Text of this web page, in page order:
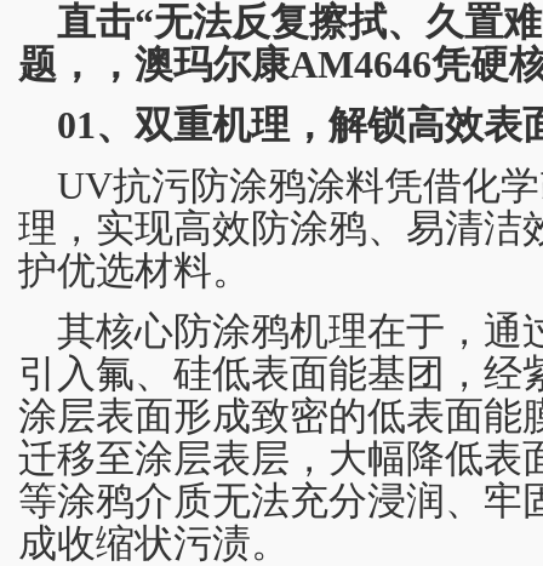
直击“无法反复擦拭、久置
题，，澳玛尔康AM4646凭硬
01、双重机理，解锁高效表
UV抗污防涂鸦涂料凭借化
理，实现高效防涂鸦、易清洁
护优选材料。
其核心防涂鸦机理在于，通
引入氟、硅低表面能基团，经
涂层表面形成致密的低表面能
迁移至涂层表层，大幅降低表
等涂鸦介质无法充分浸润、牢
成收缩状污渍。